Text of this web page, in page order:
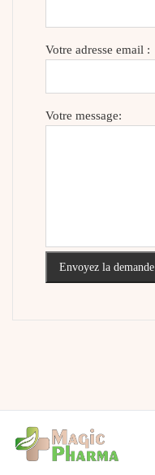
Votre adresse email :
Votre message:
Envoyez la demande